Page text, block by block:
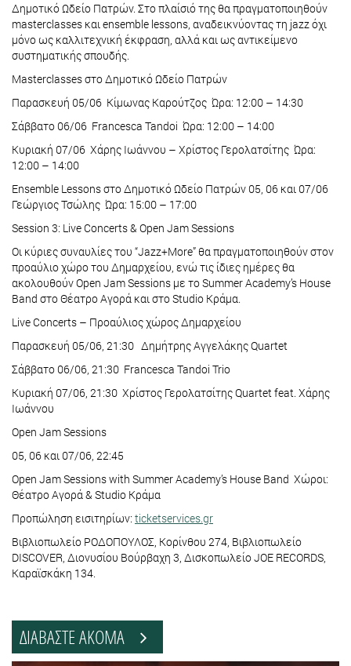
Δημοτικό Ωδείο Πατρών. Στο πλαίσιό της θα πραγματοποιηθούν
masterclasses και ensemble lessons, αναδεικνύοντας τη jazz όχι
μόνο ως καλλιτεχνική έκφραση, αλλά και ως αντικείμενο
συστηματικής σπουδής.
Masterclasses στο Δημοτικό Ωδείο Πατρών
Παρασκευή 05/06 Κίμωνας Καρούτζος Ώρα: 12:00 – 14:30
Σάββατο 06/06 Francesca Tandoi Ώρα: 12:00 – 14:00
Κυριακή 07/06 Χάρης Ιωάννου – Χρίστος Γερολατσίτης Ώρα:
12:00 – 14:00
Ensemble Lessons στο Δημοτικό Ωδείο Πατρών 05, 06 και 07/06
Γεώργιος Τσώλης Ώρα: 15:00 – 17:00
Session 3: Live Concerts & Open Jam Sessions
Οι κύριες συναυλίες του “Jazz+More” θα πραγματοποιηθούν στον
προαύλιο χώρο του Δημαρχείου, ενώ τις ίδιες ημέρες θα
ακολουθούν Open Jam Sessions με το Summer Academy’s House
Band στο Θέατρο Αγορά και στο Studio Κράμα.
Live Concerts – Προαύλιος χώρος Δημαρχείου
Παρασκευή 05/06, 21:30 Δημήτρης Αγγελάκης Quartet
Σάββατο 06/06, 21:30 Francesca Tandoi Trio
Κυριακή 07/06, 21:30 Χρίστος Γερολατσίτης Quartet feat. Χάρης
Ιωάννου
Open Jam Sessions
05, 06 και 07/06, 22:45
Open Jam Sessions with Summer Academy’s House Band Χώροι:
Θέατρο Αγορά & Studio Κράμα
Προπώληση εισιτηρίων: ticketservices.gr
Βιβλιοπωλείο ΡΟΔΟΠΟΥΛΟΣ, Κορίνθου 274, Βιβλιοπωλείο
DISCOVER, Διονυσίου Βούρβαχη 3, Δισκοπωλείο JOE RECORDS,
Καραϊσκάκη 134.
ΔΙΑΒΑΣΤΕ ΑΚΟΜΑ